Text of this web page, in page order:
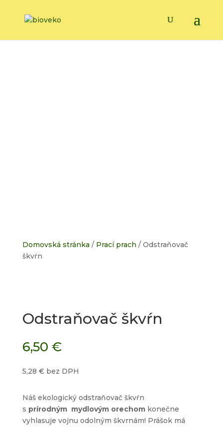
Domovská stránka / Prací prach / Odstraňovač
škvŕn
Odstraňovač škvŕn
6,50 €
5,28 €bez DPH
Náš ekologický odstraňovač škvŕn
s prírodným mydlovým orechomkonečne
vyhlasuje vojnu odolným škvrnám! Prášok má